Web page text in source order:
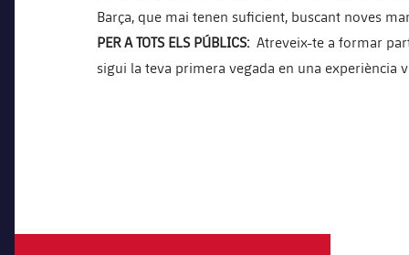
Barça, que mai tenen suficient, buscant noves
PER A TOTS ELS PÚBLICS: ⁣ Atreveix-te a formar
sigui la teva primera vegada en una experiència